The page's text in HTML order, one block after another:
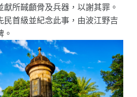
所馘顱骨及兵器，以謝其罪。
民首級並紀念此事，由波江野吉
。